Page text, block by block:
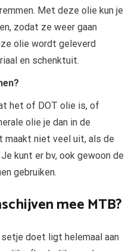
Met deze olie kun je
zodat ze weer gaan
olie wordt geleverd
en schenktuit.
het of DOT olie is, of
olie je dan in de
maakt niet veel uit, als de
kunt er bv, ook gewoon de
gebruiken.
mee MTB?
doet ligt helemaal aan